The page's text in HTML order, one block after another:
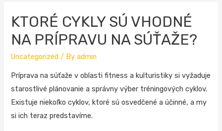
KTORÉ CYKLY SÚ VHODNÉ
NA PRÍPRAVU NA SÚŤAŽE?
Uncategorized / Byadmin
Príprava na súťaže v oblasti fitness a kulturistiky si vyžaduje
starostlivé plánovanie a správny výber tréningových cyklov.
Existuje niekoľko cyklov, ktoré sú osvedčené a účinné, a my
si ich teraz predstavíme.